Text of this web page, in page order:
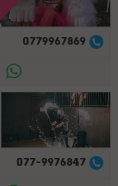
0779967869
077-9976847